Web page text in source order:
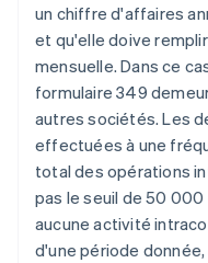
un chiffre d'affaires
et qu'elle doive
mensuelle. Dans ce
formulaire 349
autres sociétés. Les
effectuées à une
total des opérations
pas le seuil de 50
aucune activité
d'une période